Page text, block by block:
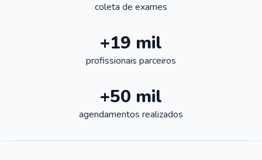
coleta de exames
+19 mil
profissionais parceiros
+50 mil
agendamentos realizados